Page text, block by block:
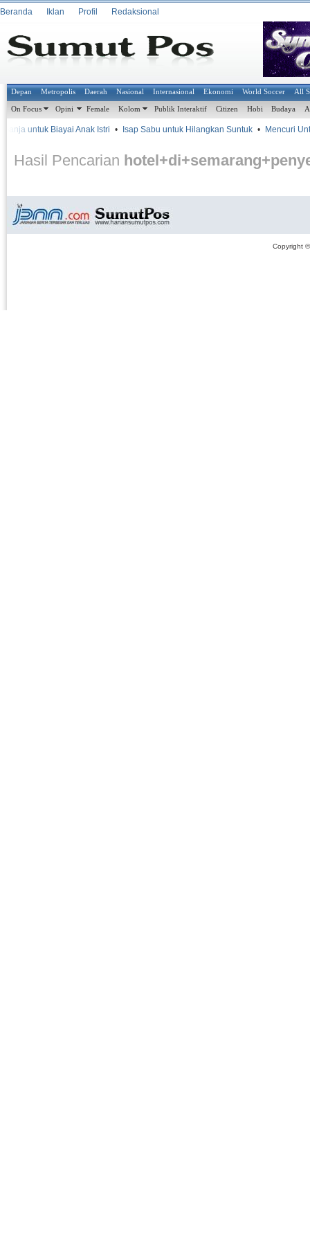
Beranda Iklan Profil Redaksional
Depan Metropolis Daerah Nasional Internasional Ekonomi World Soccer All
On Focus Opini Female Kolom Publik Interaktif Citizen Hobi Budaya
untuk Biayai Anak Istri • Isap Sabu untuk Hilangkan Suntuk • Mencuri
Hasil Pencarian
Copyright